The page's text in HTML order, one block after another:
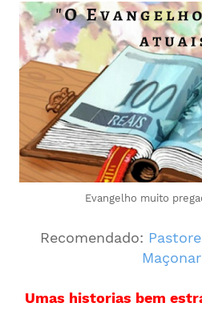
Evangelho muito
Recomendado:
Umas historias bem